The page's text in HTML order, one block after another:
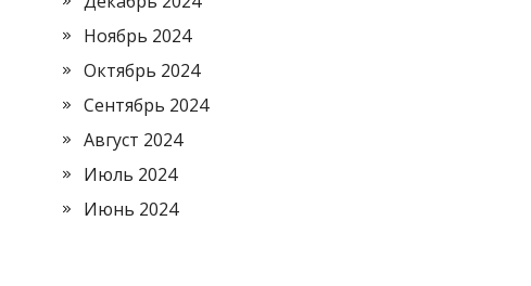
Ноябрь 2024
Октябрь 2024
Сентябрь 2024
Август 2024
Июль 2024
Июнь 2024